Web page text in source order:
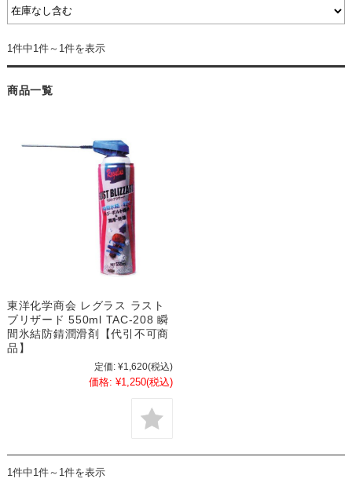
1件中1件～1件を表示
商品一覧
東洋化学商会 レグラス ラスト
ブリザード 550ml TAC-208 瞬
間氷結防錆潤滑剤【代引不可商
品】
定価: ¥1,620(税込)
価格: ¥1,250(税込)
1件中1件～1件を表示